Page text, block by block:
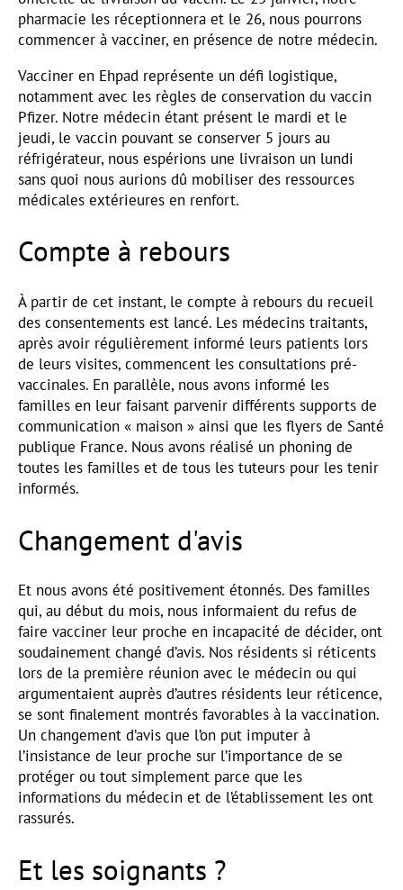
pharmacie les réceptionnera et le 26, nous pourrons
commencer à vacciner, en présence de notre médecin.
Vacciner en Ehpad représente un défi logistique,
notamment avec les règles de conservation du vaccin
Pfizer. Notre médecin étant présent le mardi et le
jeudi, le vaccin pouvant se conserver 5 jours au
réfrigérateur, nous espérions une livraison un lundi
sans quoi nous aurions dû mobiliser des ressources
médicales extérieures en renfort.
Compte à rebours
À partir de cet instant, le compte à rebours du recueil
des consentements est lancé. Les médecins traitants,
après avoir régulièrement informé leurs patients lors
de leurs visites, commencent les consultations pré-
vaccinales. En parallèle, nous avons informé les
familles en leur faisant parvenir différents supports de
communication « maison » ainsi que les flyers de Santé
publique France. Nous avons réalisé un phoning de
toutes les familles et de tous les tuteurs pour les tenir
informés.
Changement d'avis
Et nous avons été positivement étonnés. Des familles
qui, au début du mois, nous informaient du refus de
faire vacciner leur proche en incapacité de décider, ont
soudainement changé d’avis. Nos résidents si réticents
lors de la première réunion avec le médecin ou qui
argumentaient auprès d’autres résidents leur réticence,
se sont finalement montrés favorables à la vaccination.
Un changement d’avis que l’on put imputer à
l’insistance de leur proche sur l’importance de se
protéger ou tout simplement parce que les
informations du médecin et de l’établissement les ont
rassurés.
Et les soignants ?